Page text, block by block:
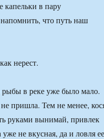
капельки в пару
что путь наш
нерест.
в реке уже было мало.
пришла. Тем не менее,
руками вынимай, привлек
не вкусная, да и ловля ее